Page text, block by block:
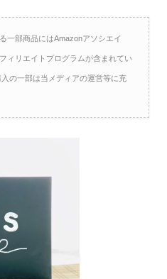
一部商品にはAmazonアソシエイ
ィリエイトプログラムが含まれてい
の一部は当メディアの運営等に充